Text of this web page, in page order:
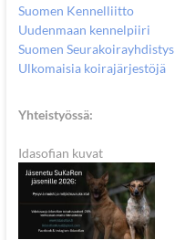
Suomen Kennelliitto
Uudenmaan kennelpiiri
Suomen Seurakoirayhdistys
Ulkomaisia koirajärjestöjä
Yhteistyössä:
Idasofian kuvat